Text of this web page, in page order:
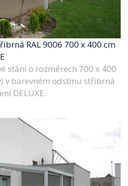
RAL 9006 700 x 400 cm
stání o rozměrech 700 x 400
v barevném odstínu stříbrná
DELUXE.